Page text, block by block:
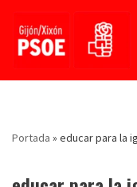
Saltar
contenido
Portada » educar para la